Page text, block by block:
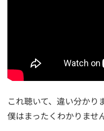
これ聴いて、違い分かり
僕はまったくわかりませ